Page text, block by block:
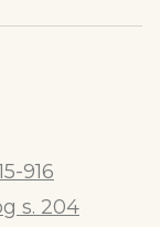
916
s. 204